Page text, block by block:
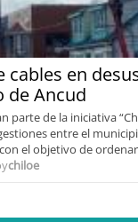
cables en
de Ancud
parte de la iniciativa
entre el
el objetivo de
chiloe